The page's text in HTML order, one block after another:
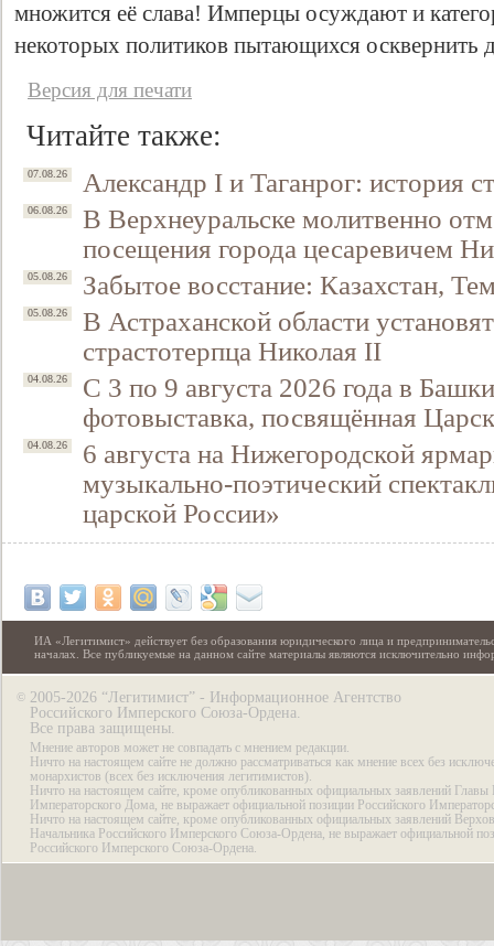
множится её слава! Имперцы осуждают и
некоторых политиков пытающихся осквернить
Версия для печати
Читайте также:
07.08.26 Александр I и Таганрог: история
06.08.26
В Верхнеуральске молитвенно
посещения города цесаревичем
05.08.26 Забытое восстание: Казахстан,
05.08.26
В Астраханской области
страстотерпца Николая II
04.08.26
С 3 по 9 августа 2026 года в
фотовыставка, посвящённая
04.08.26
6 августа на Нижегородской
музыкально-поэтический
царской России»
ИА «Легитимист» действует без образования юридического лица и
началах. Все публикуемые на данном сайте материалы являются исключительно
© 2005-2026 “Легитимист” - Информационное Агентство
Российского Имперского Союза-Ордена.
Все права защищены.
Мнение авторов может не совпадать с мнением редакции.
Ничто на настоящем сайте не должно рассматриваться как мнение всех без
монархистов (всех без исключения легитимистов).
Ничто на настоящем сайте, кроме опубликованных официальных заявлений Главы
Императорского Дома, не выражает официальной позиции Российского
Ничто на настоящем сайте, кроме опубликованных официальных заявлений
Начальника Российского Имперского Союза-Ордена, не выражает официальной
Российского Имперского Союза-Ордена.